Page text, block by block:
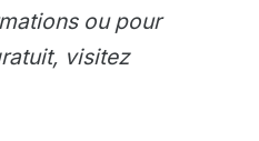
ou pour
visitez